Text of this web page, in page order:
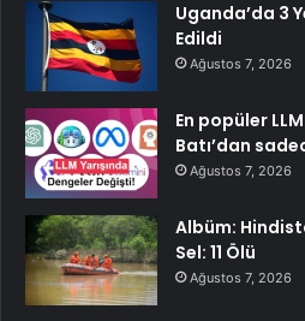
Uganda’da 3
Edildi
Ağustos 7, 2026
En popüler
Batı’dan
Ağustos 7, 2026
Albüm:
Sel: 11 Ölü
Ağustos 7, 2026